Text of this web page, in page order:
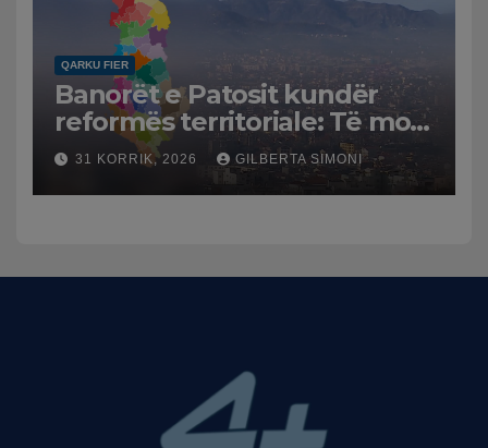
QARKU FIER
Banorët e Patosit kundër
reformës territoriale: Të mos
humbasim identitetin e
qytetit
31 KORRIK, 2026 GILBERTA SIMONI